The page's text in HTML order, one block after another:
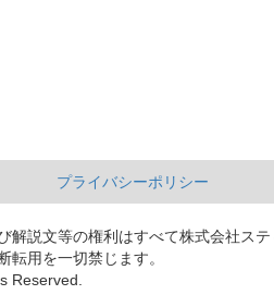
プライバシーポリシー
解説文等の権利はすべて株式会社ステ
転用を一切禁じます。
Reserved.